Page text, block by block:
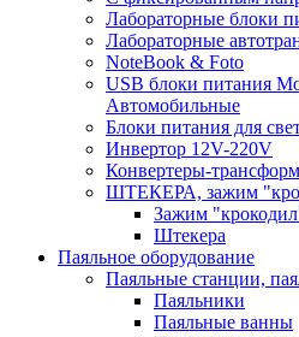
Лабораторные блоки
Лабораторные
NoteBook & Foto
USB блоки питания
Автомобильные
Блоки питания для
Инвертор 12V-220V
Конвертеры-
ШТЕКЕРА, зажим
Зажим
Штекера
Паяльное оборудование
Паяльные станции,
Паяльники
Паяльные ванны